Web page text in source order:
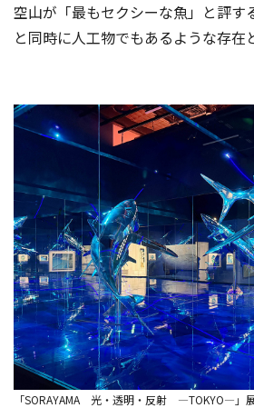
空山が「最もセクシーな魚」と評す
と同時に人工物でもあるような存在
「SORAYAMA 光・透明・反射 ―TOKYO―」